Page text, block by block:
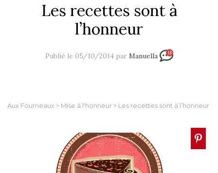
Les recettes sont à
l’honneur
Publié le 05/10/2014 par Manuella 18
Aux Fourneaux > Mise à l'honneur > Les recettes sont à l’honneur